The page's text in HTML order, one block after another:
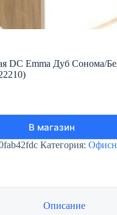
DC Emma Дуб Сонома/
В магазин
Категория:
Описание